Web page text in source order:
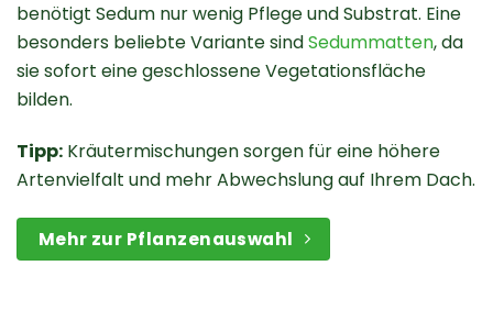
benötigt Sedum nur wenig Pflege und Substrat. Eine
besonders beliebte Variante sindSedummatten, da
sie sofort eine geschlossene Vegetationsfläche
bilden.
Tipp: Kräutermischungen sorgen für eine höhere
Artenvielfalt und mehr Abwechslung auf Ihrem Dach.
Mehr zur Pflanzenauswahl